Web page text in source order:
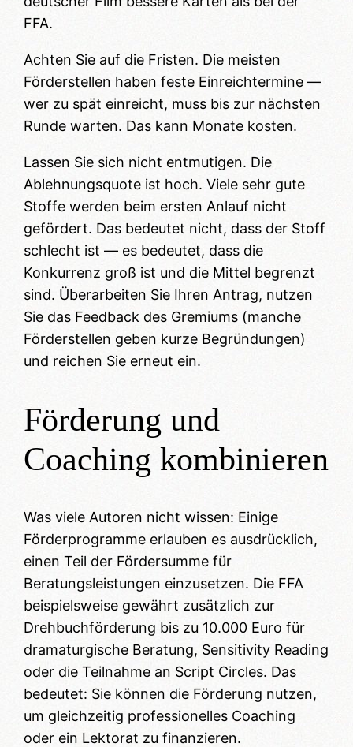
FFA.
Achten Sie auf die Fristen. Die meisten
Förderstellen haben feste Einreichtermine —
wer zu spät einreicht, muss bis zur nächsten
Runde warten. Das kann Monate kosten.
Lassen Sie sich nicht entmutigen. Die
Ablehnungsquote ist hoch. Viele sehr gute
Stoffe werden beim ersten Anlauf nicht
gefördert. Das bedeutet nicht, dass der Stoff
schlecht ist — es bedeutet, dass die
Konkurrenz groß ist und die Mittel begrenzt
sind. Überarbeiten Sie Ihren Antrag, nutzen
Sie das Feedback des Gremiums (manche
Förderstellen geben kurze Begründungen)
und reichen Sie erneut ein.
Förderung und
Coaching kombinieren
Was viele Autoren nicht wissen: Einige
Förderprogramme erlauben es ausdrücklich,
einen Teil der Fördersumme für
Beratungsleistungen einzusetzen. Die FFA
beispielsweise gewährt zusätzlich zur
Drehbuchförderung bis zu 10.000 Euro für
dramaturgische Beratung, Sensitivity Reading
oder die Teilnahme an Script Circles. Das
bedeutet: Sie können die Förderung nutzen,
um gleichzeitig professionelles Coaching
oder ein Lektorat zu finanzieren.